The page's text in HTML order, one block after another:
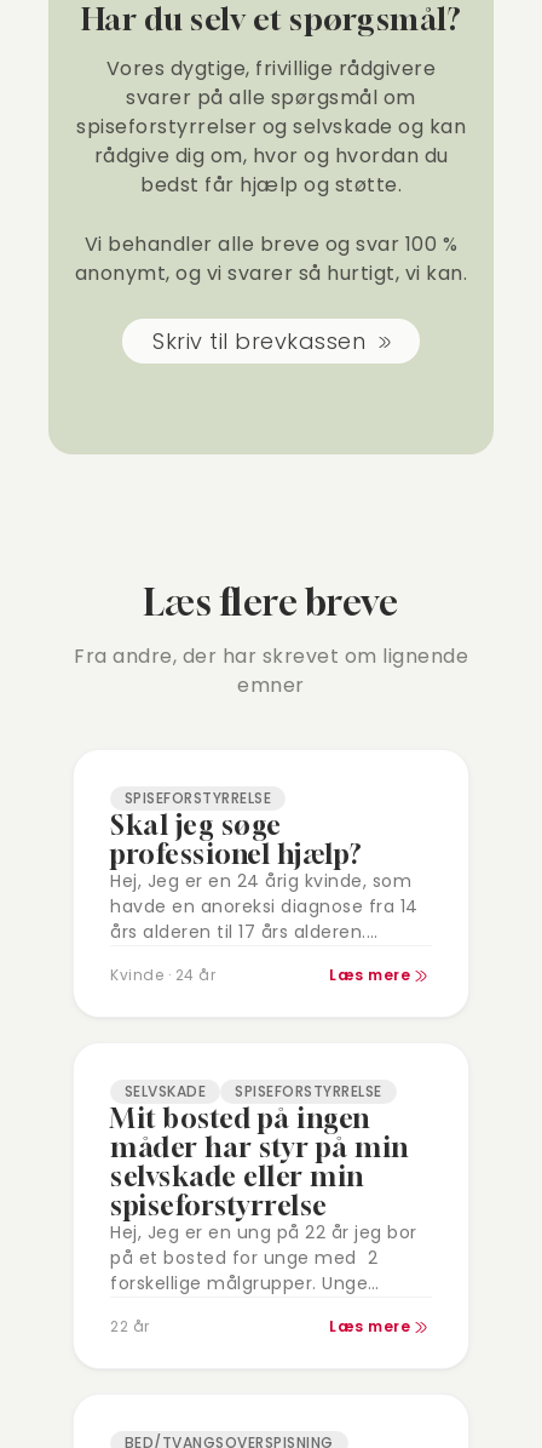
Har du selv et spørgsmål?
Vores dygtige, frivillige rådgivere
svarer på alle spørgsmål om
spiseforstyrrelser og selvskade og kan
rådgive dig om, hvor og hvordan du
bedst får hjælp og støtte.
Vi behandler alle breve og svar 100 %
anonymt, og vi svarer så hurtigt, vi kan.
Skriv til brevkassen
Læs flere breve
Fra andre, der har skrevet om lignende
emner
SPISEFORSTYRRELSE
Skal jeg søge
professionel hjælp?
Hej, Jeg er en 24 årig kvinde, som
havde en anoreksi diagnose fra 14
års alderen til 17 års alderen.
18 år. Da min…
Kvinde · 24 år Læs mere
SELVSKADE SPISEFORSTYRRELSE
Mit bosted på ingen
måder har styr på min
selvskade eller min
spiseforstyrrelse
Hej, Jeg er en ung på 22 år jeg bor
på et bosted for unge med 2
forskellige målgrupper. Unge
udviklingshæmning, eller med et
22 år Læs mere
BED/TVANGSOVERSPISNING